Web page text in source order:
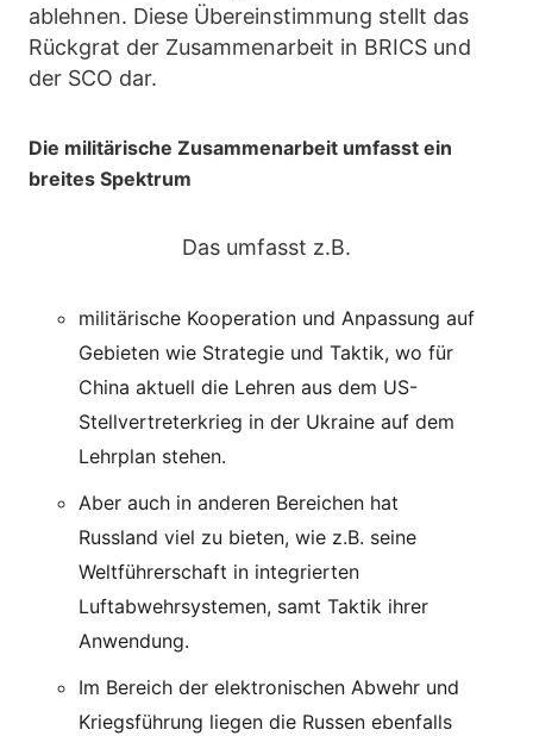
ablehnen. Diese Übereinstimmung stellt das
Rückgrat der Zusammenarbeit in BRICS und
der SCO dar.
Die militärische Zusammenarbeit umfasst ein
breites Spektrum
Das umfasst z.B.
militärische Kooperation und Anpassung auf
Gebieten wie Strategie und Taktik, wo für
China aktuell die Lehren aus dem US-
Stellvertreterkrieg in der Ukraine auf dem
Lehrplan stehen.
Aber auch in anderen Bereichen hat
Russland viel zu bieten, wie z.B. seine
Weltführerschaft in integrierten
Luftabwehrsystemen, samt Taktik ihrer
Anwendung.
Im Bereich der elektronischen Abwehr und
Kriegsführung liegen die Russen ebenfalls